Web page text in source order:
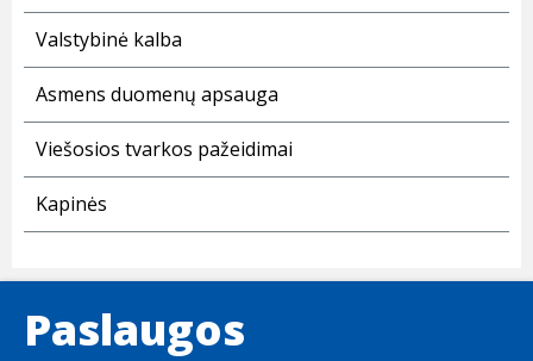
Valstybinė kalba
Asmens duomenų apsauga
Viešosios tvarkos pažeidimai
Kapinės
Paslaugos